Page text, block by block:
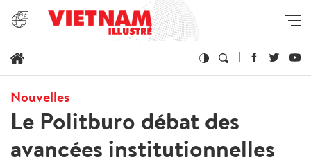
Nouvelles
Le Politburo débat des
avancées institutionnelles